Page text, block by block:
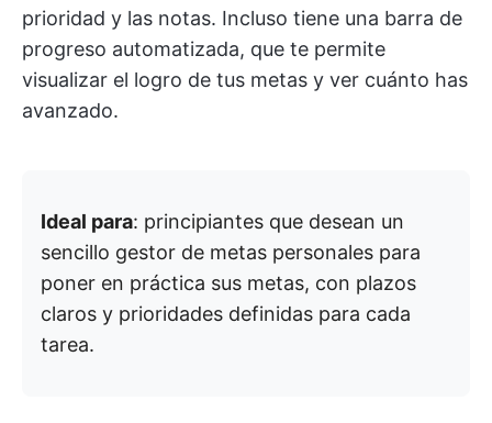
prioridad y las notas. Incluso tiene una barra de
progreso automatizada, que te permite
visualizar el logro de tus metas y ver cuánto has
avanzado.
Ideal para: principiantes que desean un
sencillo gestor de metas personales para
poner en práctica sus metas, con plazos
claros y prioridades definidas para cada
tarea.